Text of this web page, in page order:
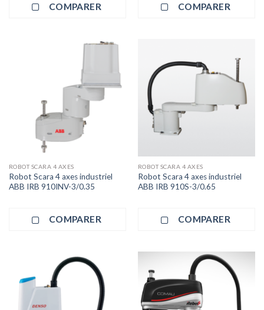
COMPARER COMPARER
ROBOT SCARA 4 AXES
Robot Scara 4 axes industriel
ABB IRB 910INV-3/0.35
COMPARER
ROBOT SCARA 4 AXES
Robot Scara 4 axes industriel
ABB IRB 910S-3/0.65
COMPARER